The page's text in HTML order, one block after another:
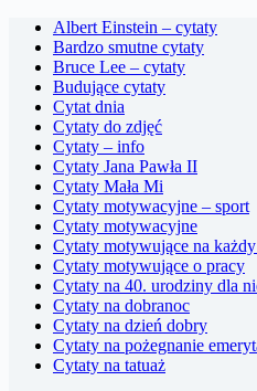
Albert Einstein – cytaty
Bardzo smutne cytaty
Bruce Lee – cytaty
Budujące cytaty
Cytat dnia
Cytaty do zdjęć
Cytaty – info
Cytaty Jana Pawła II
Cytaty Mała Mi
Cytaty motywacyjne – sport
Cytaty motywacyjne
Cytaty motywujące na
Cytaty motywujące o pracy
Cytaty na 40. urodziny dla
Cytaty na dobranoc
Cytaty na dzień dobry
Cytaty na pożegnanie
Cytaty na tatuaż